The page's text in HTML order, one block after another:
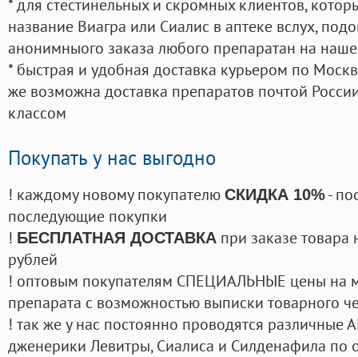
* для стестинельных и скромных клиентов,
название Виагра или Сиалис в аптеке вслух,
анонимныого заказа любого препаратан на
* быстрая и удобная доставка курьером по
же возможна доставка препаратов почтой
классом
Покупать у нас выгодно
! каждому новому покупателю СКИДКА 10%-
последующие покупки
! БЕСПЛАТНАЯ ДОСТАВКА при заказе
рублей
! оптовым покупателям СПЕЦИАЛЬНЫЕ цены на
препарата с возможностью выписки товарного
! так же у нас постоянно проводятся
дженерики Левитры, Сиалиса и Силденафила по